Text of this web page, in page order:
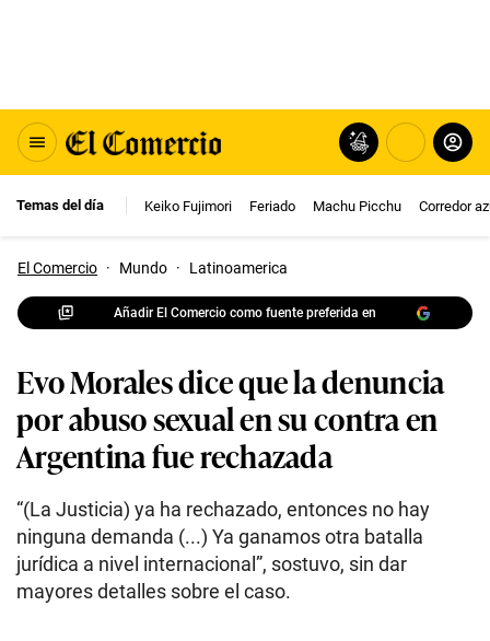
Temas del día Keiko Fujimori Feriado Machu Picchu Corredor
El Comercio · Mundo · Latinoamerica
Añadir El Comercio como fuente preferida en
Evo Morales dice que la denuncia
por abuso sexual en su contra en
Argentina fue rechazada
“(La Justicia) ya ha rechazado, entonces no hay
ninguna demanda (...) Ya ganamos otra batalla
jurídica a nivel internacional”, sostuvo, sin dar
mayores detalles sobre el caso.